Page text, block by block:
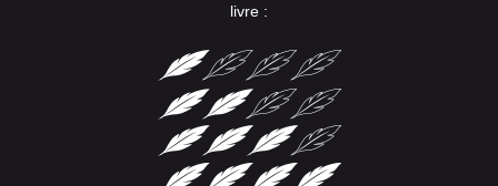
livre :